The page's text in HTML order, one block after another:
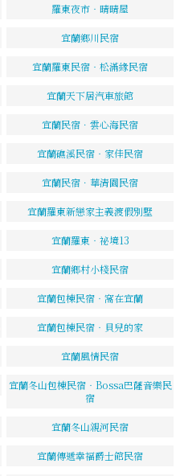
羅東夜市‧晴晴屋
宜蘭鄉川民宿
宜蘭羅東民宿‧松滿緣民宿
宜蘭天下居汽車旅館
宜蘭民宿．雲心海民宿
宜蘭礁溪民宿‧家佳民宿
宜蘭民宿．華清園民宿
宜蘭羅東新戀家主義渡假別墅
宜蘭羅東‧祕境13
宜蘭鄉村小棧民宿
宜蘭包棟民宿‧窩在宜蘭
宜蘭包棟民宿‧貝兒的家
宜蘭風情民宿
宜蘭冬山包棟民宿‧Bossa巴薩音樂民
宿
宜蘭冬山親河民宿
宜蘭傳遞幸福爵士館民宿